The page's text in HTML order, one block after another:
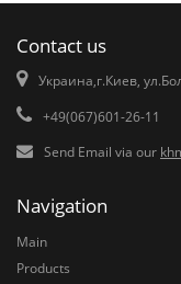
Contact us
Украина,г.Киев,
+49(067)601-26-11
Send Email via our
Navigation
Main
Products